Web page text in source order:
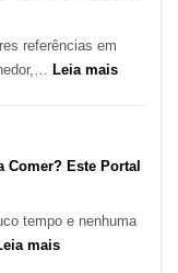
referências em
Leia mais:
Este Portal
tempo e nenhuma
mais: